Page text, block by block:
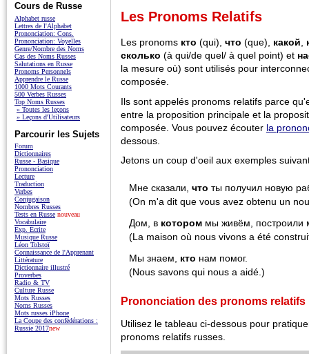
Les Pronoms Relatifs
Les pronoms кто (qui), что (que), какой
сколько (à qui/de quel/ à quel point) et
la mesure où) sont utilisés pour
composée.
Ils sont appelés pronoms relatifs parce
entre la proposition principale et la
composée. Vous pouvez écouter la
dessous.
Jetons un coup d'oeil aux exemples
Мне сказали, что ты получил новую
(On m'a dit que vous avez obtenu un
Дом, в котором мы живём, построили
(La maison où nous vivons a été
Мы знаем, кто нам помог.
(Nous savons qui nous a aidé.)
Prononciation des pronoms relatifs
Utilisez le tableau ci-dessous pour
pronoms relatifs russes.
Cours de Russe
Alphabet russe
Lettres de l'Alphabet
Prononciation: Cons.
Prononciation: Voyelles
Genre/Nombre des Noms
Cas des Noms Russes
Salutations en Russe
Pronoms Personnels
Apprendre le Russe
1000 Mots Courants
500 Verbes Russes
Top Noms Russes
» Toutes les leçons
» Leçons d'Utilisateurs
Parcourir les Sujets
Forum
Dictionnaires
Russe - Basique
Prononciation
Lecture
Traduction
Verbes
Conjugaison
Nombres Russes
Tests en Russe nouveau
Vocabulaire
Exp. Écrite
Musique Russe
Léon Tolstoï
Connaissance de l'Apprenant
Littérature
Dictionnaire illustré
Proverbes
Radio & TV
Culture Russe
Mots Russes
Noms Russes
Mots russes iPhone
La Coupe des confédérations :
Russie 2017new